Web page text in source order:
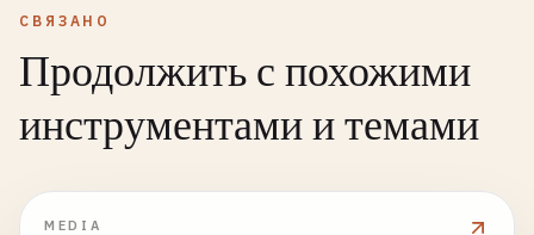
СВЯЗАНО
Продолжить с похожими
инструментами и темами
MEDIA